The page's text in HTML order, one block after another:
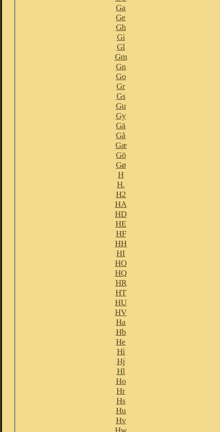
Ga
Ge
Gh
Gi
Gl
Gm
Gn
Go
Gr
Gs
Gu
Gy
Gä
Gå
Gæ
Gö
Gø
H
H.
H2
HA
HD
HE
HF
HH
HI
HO
HQ
HR
HT
HU
HV
Ha
Hb
He
Hi
Hj
Hl
Ho
Hr
Hs
Hu
Hv